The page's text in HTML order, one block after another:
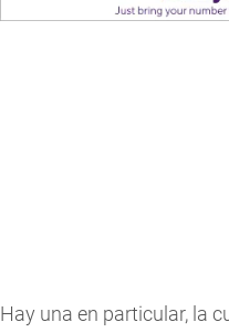
Hay una en particular, la